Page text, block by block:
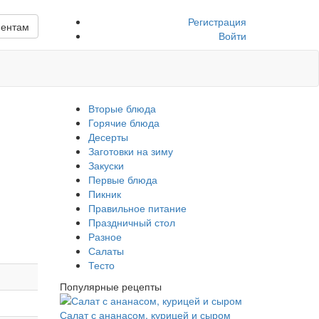
Регистрация
Войти
Вторые блюда
Горячие блюда
Десерты
Заготовки на зиму
Закуски
Первые блюда
Пикник
Правильное питание
Праздничный стол
Разное
Салаты
Тесто
Популярные рецепты
Салат с ананасом, курицей и сыром